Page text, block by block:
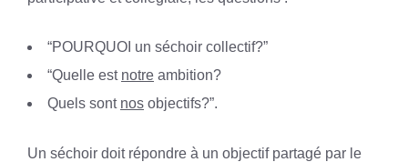
“POURQUOI un séchoir collectif?”
“Quelle est notre ambition?
Quels sont nos objectifs?”.
Un séchoir doit répondre à un objectif partagé par le